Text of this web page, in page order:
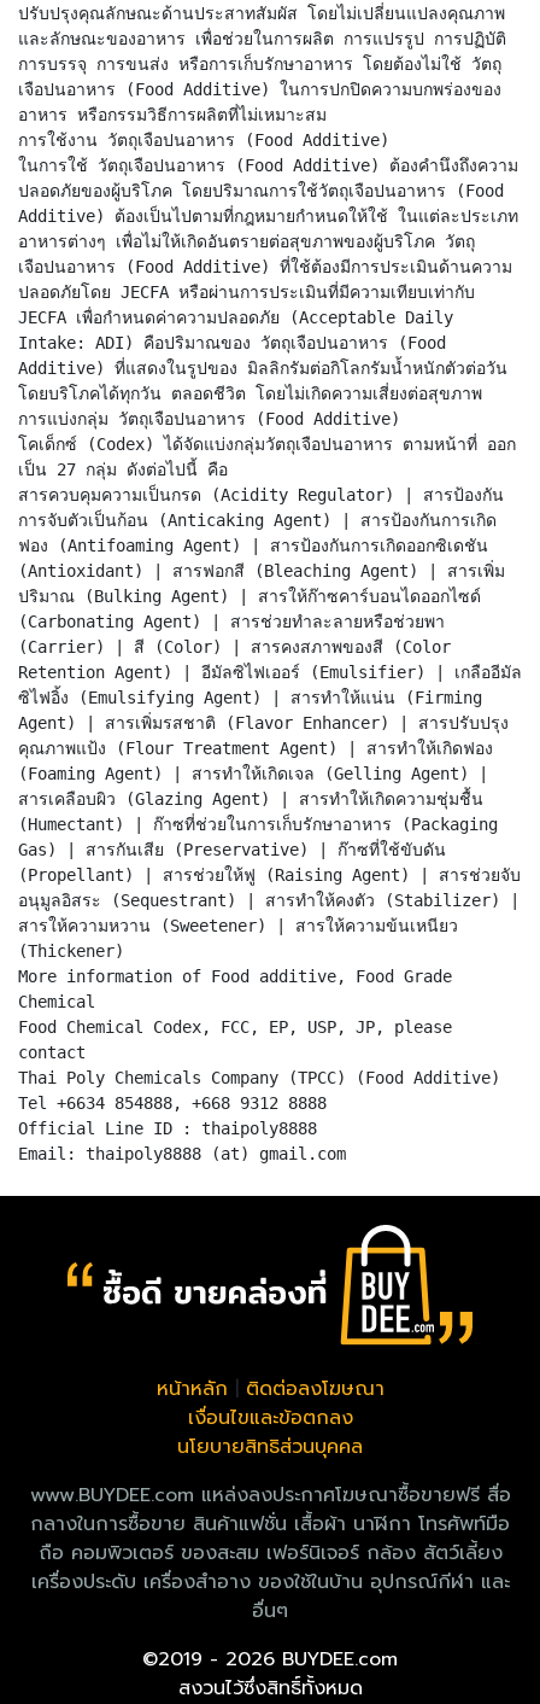
ปรับปรุงคุณลักษณะด้านประสาทสัมผัส โดยไม่เปลี่ยนแปลงคุณภาพ
และลักษณะของอาหาร เพื่อช่วยในการผลิต การแปรรูป การปฏิบัติ
การบรรจุ การขนส่ง หรือการเก็บรักษาอาหาร โดยต้องไม่ใช้ วัตถุ
เจือปนอาหาร (Food Additive) ในการปกปิดความบกพร่องของ
อาหาร หรือกรรมวิธีการผลิตที่ไม่เหมาะสม
การใช้งาน วัตถุเจือปนอาหาร (Food Additive)
ในการใช้ วัตถุเจือปนอาหาร (Food Additive) ต้องคำนึงถึงความ
ปลอดภัยของผู้บริโภค โดยปริมาณการใช้วัตถุเจือปนอาหาร (Food
Additive) ต้องเป็นไปตามที่กฎหมายกำหนดให้ใช้ ในแต่ละประเภท
อาหารต่างๆ เพื่อไม่ให้เกิดอันตรายต่อสุขภาพของผู้บริโภค วัตถุ
เจือปนอาหาร (Food Additive) ที่ใช้ต้องมีการประเมินด้านความ
ปลอดภัยโดย JECFA หรือผ่านการประเมินที่มีความเทียบเท่ากับ
JECFA เพื่อกำหนดค่าความปลอดภัย (Acceptable Daily
Intake: ADI) คือปริมาณของ วัตถุเจือปนอาหาร (Food
Additive) ที่แสดงในรูปของ มิลลิกรัมต่อกิโลกรัมน้ำหนักตัวต่อวัน
โดยบริโภคได้ทุกวัน ตลอดชีวิต โดยไม่เกิดความเสี่ยงต่อสุขภาพ
การแบ่งกลุ่ม วัตถุเจือปนอาหาร (Food Additive)
โคเด็กซ์ (Codex) ได้จัดแบ่งกลุ่มวัตถุเจือปนอาหาร ตามหน้าที่ ออก
เป็น 27 กลุ่ม ดังต่อไปนี้ คือ
สารควบคุมความเป็นกรด (Acidity Regulator) | สารป้องกัน
การจับตัวเป็นก้อน (Anticaking Agent) | สารป้องกันการเกิด
ฟอง (Antifoaming Agent) | สารป้องกันการเกิดออกซิเดชัน
(Antioxidant) | สารฟอกสี (Bleaching Agent) | สารเพิ่ม
ปริมาณ (Bulking Agent) | สารให้ก๊าซคาร์บอนไดออกไซด์
(Carbonating Agent) | สารช่วยทำละลายหรือช่วยพา
(Carrier) | สี (Color) | สารคงสภาพของสี (Color
Retention Agent) | อีมัลซิไฟเออร์ (Emulsifier) | เกลืออีมัล
ซิไฟอิ้ง (Emulsifying Agent) | สารทำให้แน่น (Firming
Agent) | สารเพิ่มรสชาติ (Flavor Enhancer) | สารปรับปรุง
คุณภาพแป้ง (Flour Treatment Agent) | สารทำให้เกิดฟอง
(Foaming Agent) | สารทำให้เกิดเจล (Gelling Agent) |
สารเคลือบผิว (Glazing Agent) | สารทำให้เกิดความชุ่มชื้น
(Humectant) | ก๊าซที่ช่วยในการเก็บรักษาอาหาร (Packaging
Gas) | สารกันเสีย (Preservative) | ก๊าซที่ใช้ขับดัน
(Propellant) | สารช่วยให้ฟู (Raising Agent) | สารช่วยจับ
อนุมูลอิสระ (Sequestrant) | สารทำให้คงตัว (Stabilizer) |
สารให้ความหวาน (Sweetener) | สารให้ความข้นเหนียว
(Thickener)
More information of Food additive, Food Grade
Chemical
Food Chemical Codex, FCC, EP, USP, JP, please
contact
Thai Poly Chemicals Company (TPCC) (Food Additive)
Tel +6634 854888, +668 9312 8888
Official Line ID : thaipoly8888
หน้าหลัก
ติดต่อลงโฆษณา
เงื่อนไขและข้อตกลง
นโยบายสิทธิส่วนบุคคล
www.BUYDEE.com แหล่งลงประกาศโฆษณาซื้อขายฟรี สื่อ
กลางในการซื้อขาย สินค้าแฟชั่น เสื้อผ้า นาฬิกา โทรศัพท์มือ
ถือ คอมพิวเตอร์ ของสะสม เฟอร์นิเจอร์ กล้อง สัตว์เลี้ยง
เครื่องประดับ เครื่องสำอาง ของใช้ในบ้าน อุปกรณ์กีฬา และ
อื่นๆ
©2019 - 2026 BUYDEE.com
สงวนไว้ซึ่งสิทธิ์ทั้งหมด